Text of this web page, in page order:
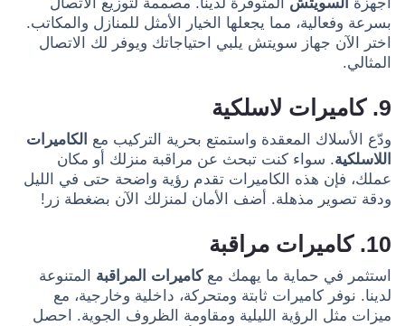
أجهزة السويتش المتوفرة لدينا. مصممة لتوزيع الاتصال
بسرعة وفعالية، مما يجعلها الخيار الأمثل للمنازل والمكاتب.
اختر الآن جهاز سويتش يلبي احتياجاتك ويوفر لك الاتصال
المثالي.
9. كاميرات لاسلكية
ودّع الأسلاك المعقدة واستمتع بحرية التركيب مع الكاميرات
اللاسلكية. سواء كنت تبحث عن مراقبة منزلك أو مكان
عملك، فإن هذه الكاميرات تقدم رؤية واضحة حتى في الليل
ودقة تصوير مذهلة. أضف الأمان لمنزلك الآن بضغطة زر!
10. كاميرات مراقبة
استثمر في حماية ما يهمك معكاميرات المراقبة المتنوعة
لدينا. نوفر كاميرات ثابتة ومتحركة، داخلية وخارجية، مع
ميزات مثل الرؤية الليلية ومقاومة الظروف الجوية. احصل